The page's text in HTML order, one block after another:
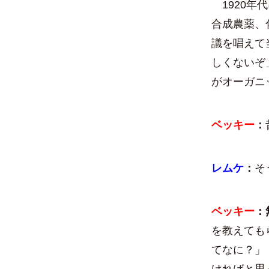
1920年代
合成農薬、
議を唱えて
しくない
がオーガニ
ベッキー ：
レムケ ： そ
ベッキー ：
を教えて
てなに？